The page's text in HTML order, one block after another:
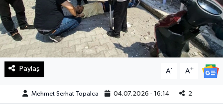
Paylaş A- A+
Mehmet Serhat Topalca 04.07.2026 - 16:14 2
Manşetler
Resmi İlan
Sağlık
Spor